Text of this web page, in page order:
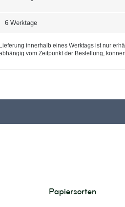
6 Werktage
Lieferung innerhalb eines Werktags ist nur
vom Zeitpunkt der Bestellung,
Papiersorten